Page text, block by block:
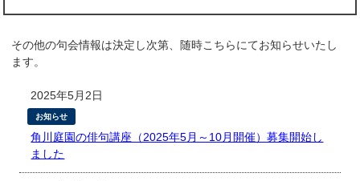
その他の句会情報は決定し次第、随時こちらにてお知らせいたし
ます。
2025年5月2日
お知らせ
角川庭園の俳句講座（2025年5月～10月開催）募集開始し
ました